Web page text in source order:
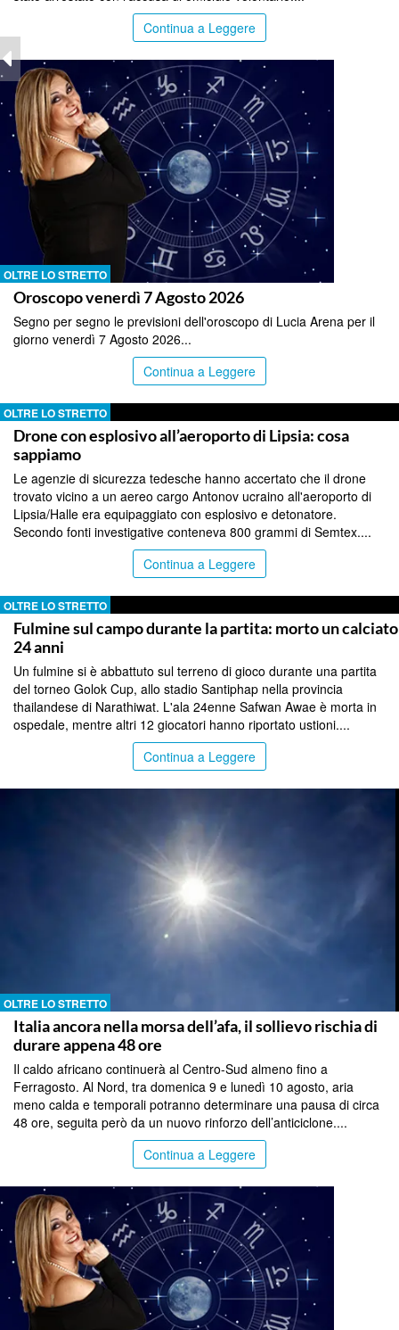
Continua a Leggere
OLTRE LO STRETTO
Oroscopo venerdì 7 Agosto 2026
Segno per segno le previsioni dell'oroscopo di Lucia Arena per il
giorno venerdì 7 Agosto 2026...
Continua a Leggere
OLTRE LO STRETTO
Drone con esplosivo all’aeroporto di Lipsia: cosa
sappiamo
Le agenzie di sicurezza tedesche hanno accertato che il drone
trovato vicino a un aereo cargo Antonov ucraino all'aeroporto di
Lipsia/Halle era equipaggiato con esplosivo e detonatore.
Secondo fonti investigative conteneva 800 grammi di Semtex....
Continua a Leggere
OLTRE LO STRETTO
Fulmine sul campo durante la partita: morto un
24 anni
Un fulmine si è abbattuto sul terreno di gioco durante una partita
del torneo Golok Cup, allo stadio Santiphap nella provincia
thailandese di Narathiwat. L'ala 24enne Safwan Awae è morta in
ospedale, mentre altri 12 giocatori hanno riportato ustioni....
Continua a Leggere
OLTRE LO STRETTO
Italia ancora nella morsa dell’afa, il sollievo rischia di
durare appena 48 ore
Il caldo africano continuerà al Centro-Sud almeno fino a
Ferragosto. Al Nord, tra domenica 9 e lunedì 10 agosto, aria
meno calda e temporali potranno determinare una pausa di circa
48 ore, seguita però da un nuovo rinforzo dell’anticiclone....
Continua a Leggere